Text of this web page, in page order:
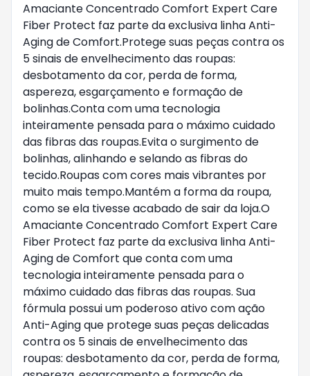
Amaciante Concentrado Comfort Expert Care
Fiber Protect faz parte da exclusiva linha Anti-
Aging de Comfort.Protege suas peças contra os
5 sinais de envelhecimento das roupas:
desbotamento da cor, perda de forma,
aspereza, esgarçamento e formação de
bolinhas.Conta com uma tecnologia
inteiramente pensada para o máximo cuidado
das fibras das roupas.Evita o surgimento de
bolinhas, alinhando e selando as fibras do
tecido.Roupas com cores mais vibrantes por
muito mais tempo.Mantém a forma da roupa,
como se ela tivesse acabado de sair da loja.O
Amaciante Concentrado Comfort Expert Care
Fiber Protect faz parte da exclusiva linha Anti-
Aging de Comfort que conta com uma
tecnologia inteiramente pensada para o
máximo cuidado das fibras das roupas. Sua
fórmula possui um poderoso ativo com ação
Anti-Aging que protege suas peças delicadas
contra os 5 sinais de envelhecimento das
roupas: desbotamento da cor, perda de forma,